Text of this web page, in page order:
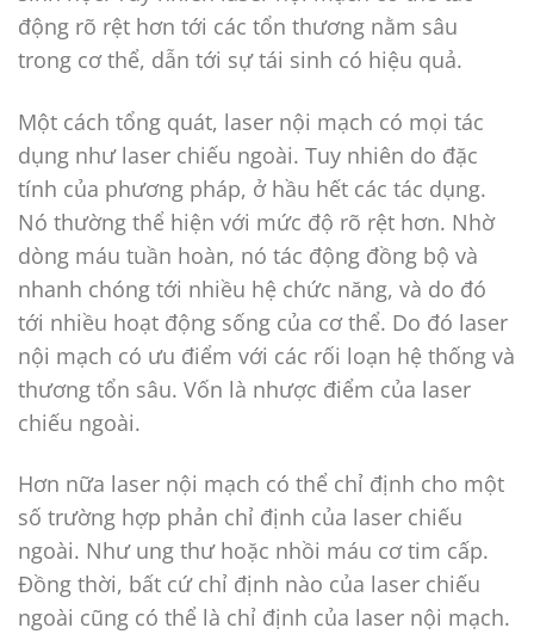
động rõ rệt hơn tới các tổn thương nằm sâu
trong cơ thể, dẫn tới sự tái sinh có hiệu quả.
Một cách tổng quát, laser nội mạch có mọi tác
dụng như laser chiếu ngoài. Tuy nhiên do đặc
tính của phương pháp, ở hầu hết các tác dụng.
Nó thường thể hiện với mức độ rõ rệt hơn. Nhờ
dòng máu tuần hoàn, nó tác động đồng bộ và
nhanh chóng tới nhiều hệ chức năng, và do đó
tới nhiều hoạt động sống của cơ thể. Do đó laser
nội mạch có ưu điểm với các rối loạn hệ thống và
thương tổn sâu. Vốn là nhược điểm của laser
chiếu ngoài.
Hơn nữa laser nội mạch có thể chỉ định cho một
số trường hợp phản chỉ định của laser chiếu
ngoài. Như ung thư hoặc nhồi máu cơ tim cấp.
Đồng thời, bất cứ chỉ định nào của laser chiếu
ngoài cũng có thể là chỉ định của laser nội mạch.